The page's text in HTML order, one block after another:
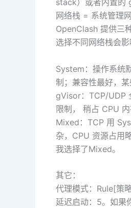
stack）或者内置的
网络栈 = 系统管理
OpenClash 提供三
选择不同网络栈会
System：操作系统
制；兼容性最好，
gVisor：TCP/UDP
限制， 稍占 CPU 内
Mixed：TCP 用
杂，CPU 资源占用略
我选择了Mixed。
其它：
代理模式：Rule[策
延迟启动：5。如果